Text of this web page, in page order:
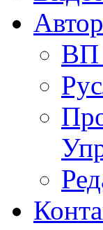
ВП